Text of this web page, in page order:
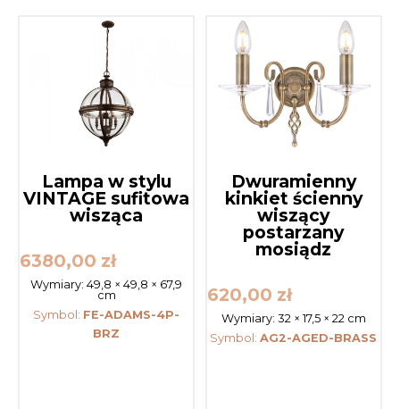
Lampa w stylu
VINTAGE sufitowa
wisząca
6380,00 zł
Wymiary:49,8 × 49,8 × 67,9
cm
Symbol: FE-ADAMS-4P-
BRZ
Dwuramienny
kinkiet ścienny
wiszący
postarzany
mosiądz
620,00 zł
Wymiary: 32 × 17,5 × 22 cm
Symbol:AG2-AGED-BRASS